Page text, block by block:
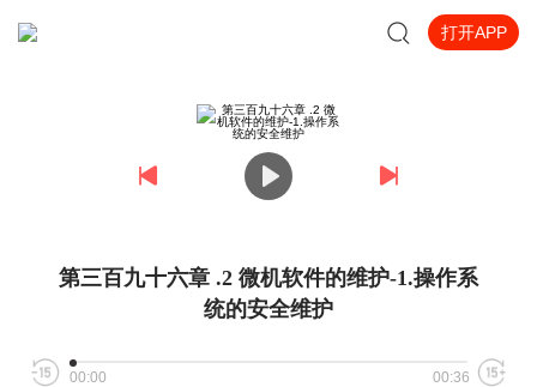
打开APP
第三百九十六章 .2 微机软件的维护-1.操作系
统的安全维护
00:00 00:36